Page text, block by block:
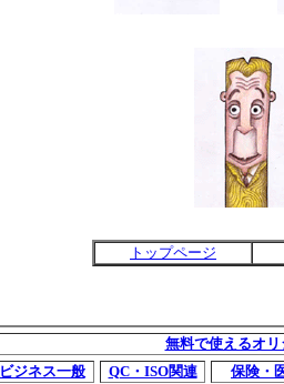
トップページ
無料で使えるオ
ビジネス一般
QC・ISO関連
保険・